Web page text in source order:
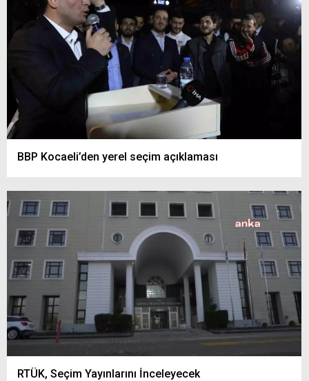
BBP Kocaeli’den yerel seçim açıklaması
RTÜK, Seçim Yayınlarını İnceleyecek